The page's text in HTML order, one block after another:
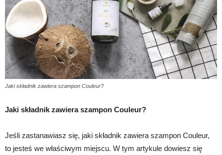
Jaki składnik zawiera szampon Couleur?
Jaki składnik zawiera szampon Couleur?
Jeśli zastanawiasz się, jaki składnik zawiera szampon Couleur,
to jesteś we właściwym miejscu. W tym artykule dowiesz się